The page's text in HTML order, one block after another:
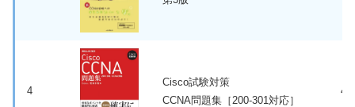
4
Cisco試験対策
CCNA問題集［200-301対応］